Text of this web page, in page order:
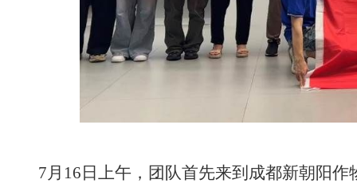
7月 16 日上午，团队首先来到成都新朝阳